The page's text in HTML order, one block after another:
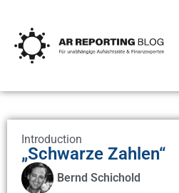
Introduction
„Schwarze Zahlen“
Bernd Schichold